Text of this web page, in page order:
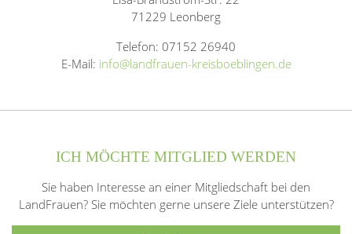
71229 Leonberg
Telefon: 07152 26940
E-Mail: info@landfrauen-kreisboeblingen.de
ICH MÖCHTE MITGLIED WERDEN
Sie haben Interesse an einer Mitgliedschaft bei den
LandFrauen? Sie möchten gerne unsere Ziele unterstützen?